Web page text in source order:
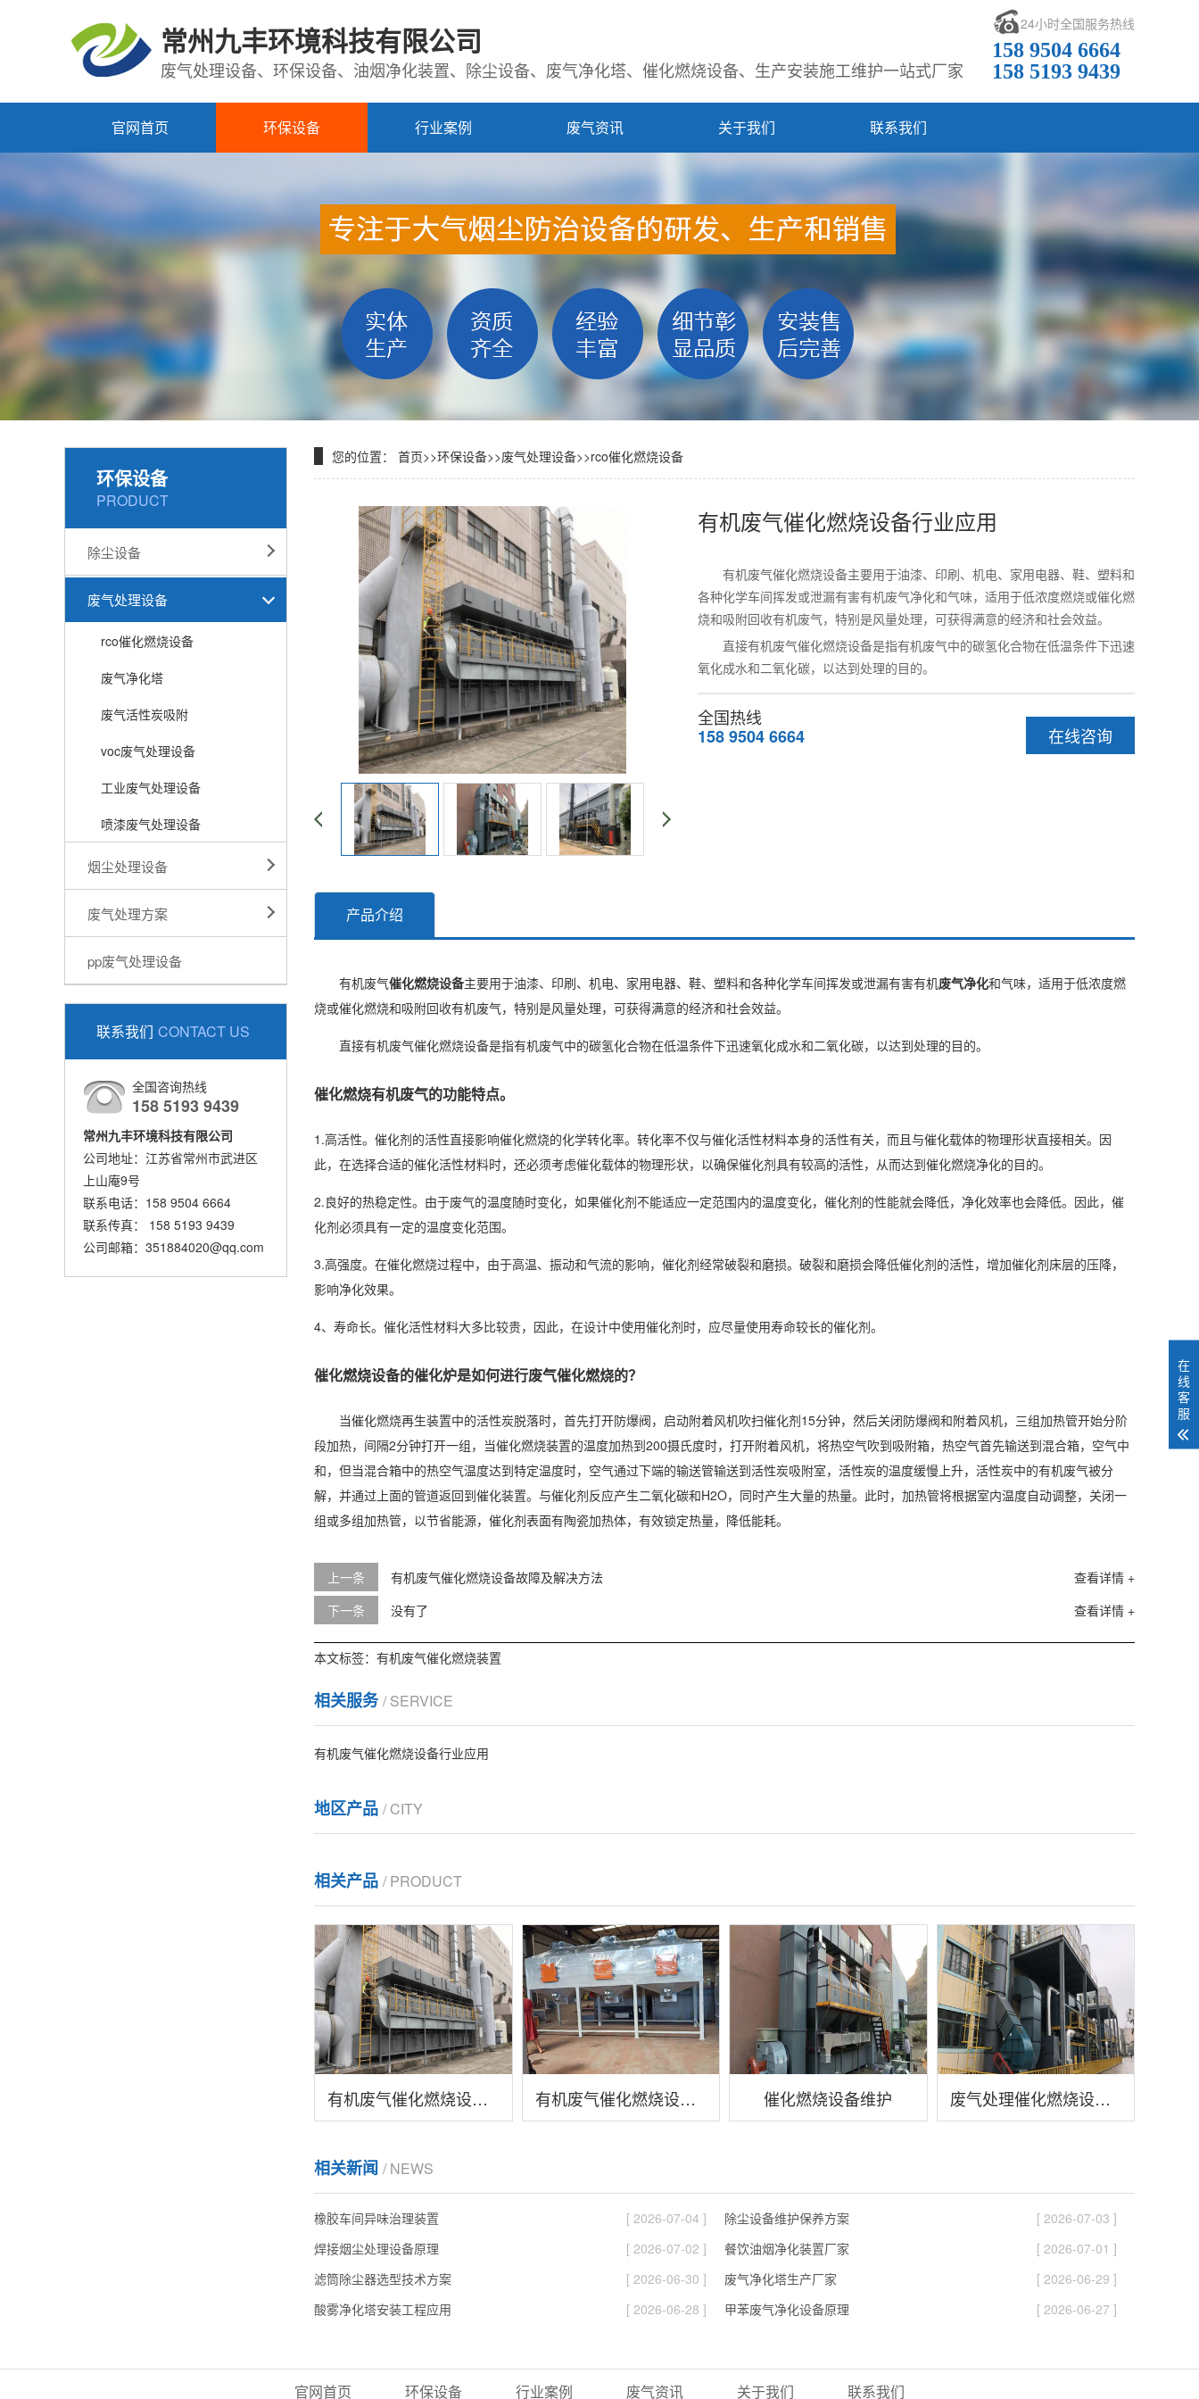
常州九丰环境科技有限公司
废气处理设备、环保设备、油烟净化装置、除尘设备、废气净化塔、催化燃烧设备、生产安装施工维护一站式厂家
24小时全国服务热线
158 9504 6664
158 5193 9439
官网首页 环保设备 行业案例 废气资讯 关于我们 联系我们
环保设备
PRODUCT
除尘设备
废气处理设备
rco催化燃烧设备
废气净化塔
废气活性炭吸附
voc废气处理设备
工业废气处理设备
喷漆废气处理设备
烟尘处理设备
废气处理方案
pp废气处理设备
联系我们 CONTACT US
全国咨询热线
158 5193 9439
常州九丰环境科技有限公司
公司地址：江苏省常州市武进区
上山庵9号
联系电话：158 9504 6664
联系传真： 158 5193 9439
公司邮箱：351884020@qq.com
您的位置： 首页>>环保设备>>废气处理设备>>rco催化燃烧设备
有机废气催化燃烧设备行业应用
有机废气催化燃烧设备主要用于油漆、印刷、机电、家用电器、鞋、塑料和
各种化学车间挥发或泄漏有害有机废气净化和气味，适用于低浓度燃烧或催化燃
烧和吸附回收有机废气，特别是风量处理，可获得满意的经济和社会效益。
直接有机废气催化燃烧设备是指有机废气中的碳氢化合物在低温条件下迅速
氧化成水和二氧化碳，以达到处理的目的。
在线咨询
全国热线
158 9504 6664
产品介绍
有机废气催化燃烧设备主要用于油漆、印刷、机电、家用电器、鞋、塑料和各种化学车间挥发或泄漏有害有机废气净化和气味，适用于低浓度燃
烧或催化燃烧和吸附回收有机废气，特别是风量处理，可获得满意的经济和社会效益。
直接有机废气催化燃烧设备是指有机废气中的碳氢化合物在低温条件下迅速氧化成水和二氧化碳，以达到处理的目的。
催化燃烧有机废气的功能特点。
1.高活性。催化剂的活性直接影响催化燃烧的化学转化率。转化率不仅与催化活性材料本身的活性有关，而且与催化载体的物理形状直接相关。因
此，在选择合适的催化活性材料时，还必须考虑催化载体的物理形状，以确保催化剂具有较高的活性，从而达到催化燃烧净化的目的。
2.良好的热稳定性。由于废气的温度随时变化，如果催化剂不能适应一定范围内的温度变化，催化剂的性能就会降低，净化效率也会降低。因此，催
化剂必须具有一定的温度变化范围。
3.高强度。在催化燃烧过程中，由于高温、振动和气流的影响，催化剂经常破裂和磨损。破裂和磨损会降低催化剂的活性，增加催化剂床层的压降，
影响净化效果。
4、寿命长。催化活性材料大多比较贵，因此，在设计中使用催化剂时，应尽量使用寿命较长的催化剂。
催化燃烧设备的催化炉是如何进行废气催化燃烧的？
当催化燃烧再生装置中的活性炭脱落时，首先打开防爆阀，启动附着风机吹扫催化剂15分钟，然后关闭防爆阀和附着风机，三组加热管开始分阶
段加热，间隔2分钟打开一组，当催化燃烧装置的温度加热到200摄氏度时，打开附着风机，将热空气吹到吸附箱，热空气首先输送到混合箱，空气中
和，但当混合箱中的热空气温度达到特定温度时，空气通过下端的输送管输送到活性炭吸附室，活性炭的温度缓慢上升，活性炭中的有机废气被分
解，并通过上面的管道返回到催化装置。与催化剂反应产生二氧化碳和H2O，同时产生大量的热量。此时，加热管将根据室内温度自动调整，关闭一
组或多组加热管，以节省能源，催化剂表面有陶瓷加热体，有效锁定热量，降低能耗。
上一条 查看详情 +
有机废气催化燃烧设备故障及解决方法
下一条
查看详情 +
没有了
本文标签： 有机废气催化燃烧装置
相关服务/ SERVICE
有机废气催化燃烧设备行业应用
地区产品 / CITY
相关产品 / PRODUCT
有机废气催化燃烧设备行业应用 有机废气催化燃烧设备故障及解决方法 催化燃烧设备维护 废气处理催化燃烧设备参数说明
相关新闻 / NEWS
橡胶车间异味治理装置 [ 2026-07-04 ] 除尘设备维护保养方案
[ 2026-07-03 ]
焊接烟尘处理设备原理
[ 2026-07-02 ] 餐饮油烟净化装置厂家
[ 2026-07-01 ]
滤筒除尘器选型技术方案
[ 2026-06-30 ] 废气净化塔生产厂家
[ 2026-06-29 ]
酸雾净化塔安装工程应用
[ 2026-06-28 ] 甲苯废气净化设备原理 [ 2026-06-27 ]
官网首页 环保设备 行业案例 废气资讯 关于我们 联系我们
在
线
客
服